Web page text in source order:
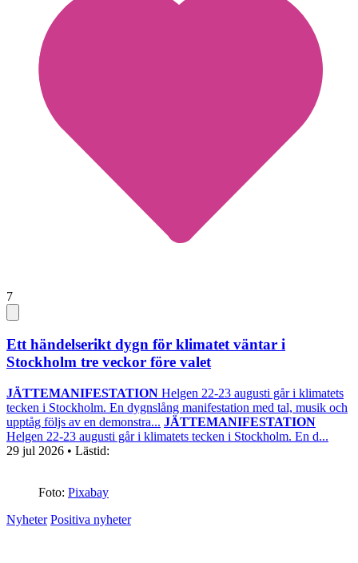
7
Ett händelserikt dygn för klimatet väntar i
Stockholm tre veckor före valet
JÄTTEMANIFESTATION Helgen 22-23 augusti går i klimatets
tecken i Stockholm. En dygnslång manifestation med tal, musik och
upptåg följs av en demonstra... JÄTTEMANIFESTATION
Helgen 22-23 augusti går i klimatets tecken i Stockholm. En d...
29 jul 2026 • Lästid:
Foto: Pixabay
Nyheter Positiva nyheter